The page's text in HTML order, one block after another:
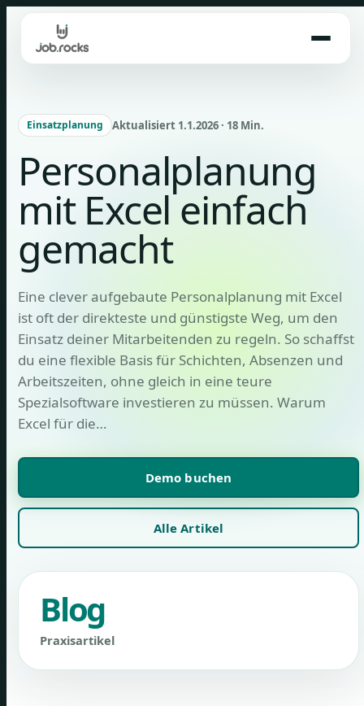
content
Einsatzplanung Aktualisiert 1.1.2026 · 18 Min.
Personalplanung
mit Excel einfach
gemacht
Eine clever aufgebaute Personalplanung mit Excel
ist oft der direkteste und günstigste Weg, um den
Einsatz deiner Mitarbeitenden zu regeln. So schaffst
du eine flexible Basis für Schichten, Absenzen und
Arbeitszeiten, ohne gleich in eine teure
Spezialsoftware investieren zu müssen. Warum
Excel für die…
Demo buchen
Alle Artikel
Blog
Praxisartikel